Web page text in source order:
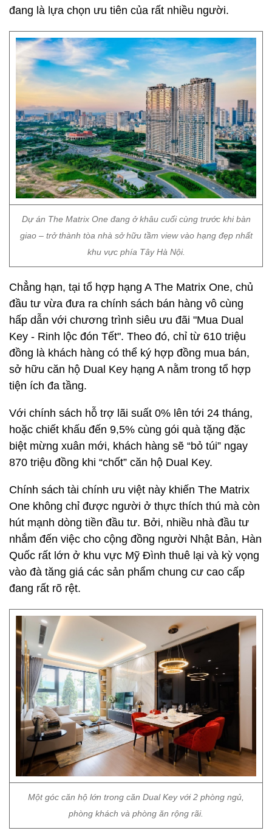
đang là lựa chọn ưu tiên của rất nhiều người.
Dự án The Matrix One đang ở khâu cuối cùng trước khi bàn
giao – trở thành tòa nhà sở hữu tầm view vào hạng đẹp nhất
khu vực phía Tây Hà Nội.
Chẳng hạn, tại tổ hợp hạng A The Matrix One, chủ
đầu tư vừa đưa ra chính sách bán hàng vô cùng
hấp dẫn với chương trình siêu ưu đãi "Mua Dual
Key - Rinh lộc đón Tết". Theo đó, chỉ từ 610 triệu
đồng là khách hàng có thể ký hợp đồng mua bán,
sở hữu căn hộ Dual Key hạng A nằm trong tổ hợp
tiện ích đa tầng.
Với chính sách hỗ trợ lãi suất 0% lên tới 24 tháng,
hoặc chiết khấu đến 9,5% cùng gói quà tặng đặc
biệt mừng xuân mới, khách hàng sẽ “bỏ túi” ngay
870 triệu đồng khi “chốt” căn hộ Dual Key.
Chính sách tài chính ưu việt này khiến The Matrix
One không chỉ được người ở thực thích thú mà còn
hút mạnh dòng tiền đầu tư. Bởi, nhiều nhà đầu tư
nhắm đến việc cho cộng đồng người Nhật Bản, Hàn
Quốc rất lớn ở khu vực Mỹ Đình thuê lại và kỳ vọng
vào đà tăng giá các sản phẩm chung cư cao cấp
đang rất rõ rệt.
Một góc căn hộ lớn trong căn Dual Key với 2 phòng ngủ,
phòng khách và phòng ăn rộng rãi.